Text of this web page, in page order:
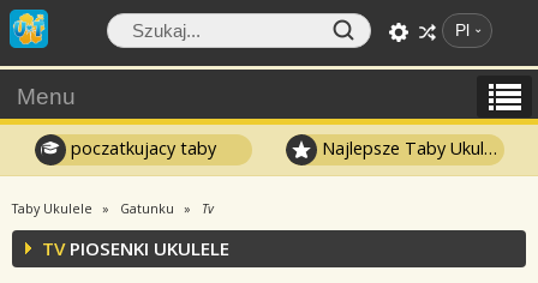
Pl
Menu
poczatkujacy taby Najlepsze Taby Ukulele
Taby Ukulele Gatunku Tv
TVPIOSENKI UKULELE